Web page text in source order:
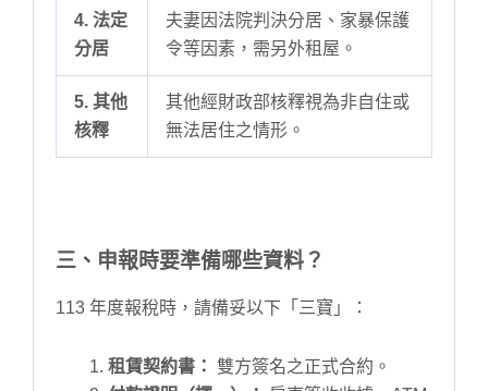
4. 法定
分居
夫妻因法院判決分居、家暴保護
令等因素，需另外租屋。
5. 其他
核釋
其他經財政部核釋視為非自住或
無法居住之情形。
三、申報時要準備哪些資料？
113 年度報稅時，請備妥以下「三寶」：
租賃契約書： 雙方簽名之正式合約。